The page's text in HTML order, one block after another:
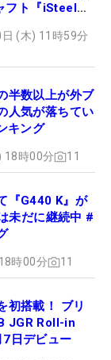
フト『iSteel
(木) 11時59分
半数以上が外ブ
人気が落ちてい
キング
18時00分 11
『G440 K』が
未だに継続中 #
時00分 11
初搭載！ ブリ
JGR Roll-in
日デビュー